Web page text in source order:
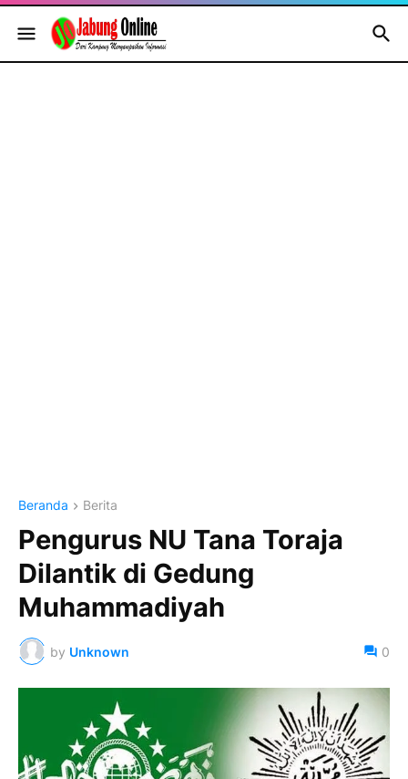
Beranda Berita
Pengurus NU Tana Toraja
Dilantik di Gedung
Muhammadiyah
by Unknown 0